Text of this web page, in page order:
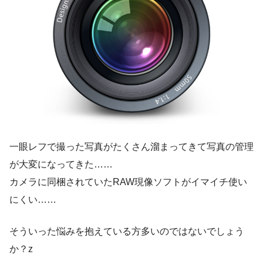
一眼レフで撮った写真がたくさん溜まってきて写真の管理
が大変になってきた……
カメラに同梱されていたRAW現像ソフトがイマイチ使い
にくい……
そういった悩みを抱えている方多いのではないでしょう
か？z